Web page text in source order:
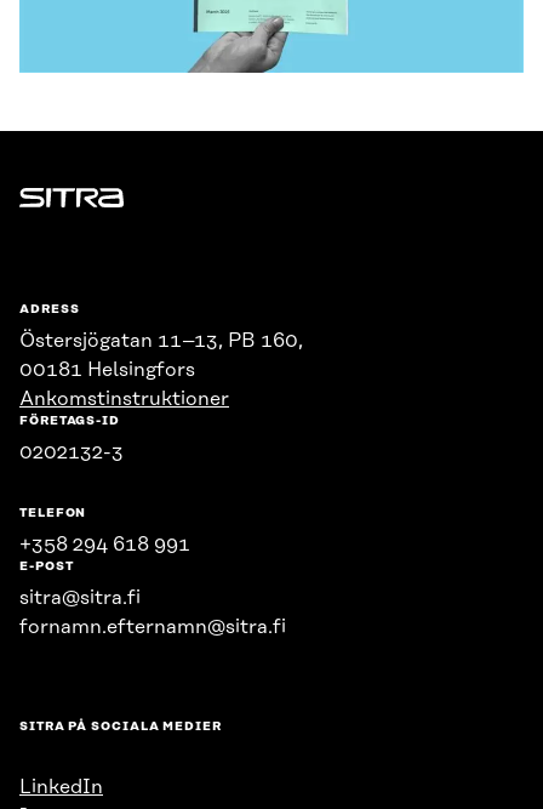
Sitra
ADRESS
Östersjögatan 11–13, PB 160,
00181 Helsingfors
Ankomstinstruktioner
FÖRETAGS-ID
0202132-3
TELEFON
+358 294 618 991
E-POST
sitra@sitra.fi
fornamn.efternamn@sitra.fi
SITRA PÅ SOCIALA MEDIER
LinkedIn